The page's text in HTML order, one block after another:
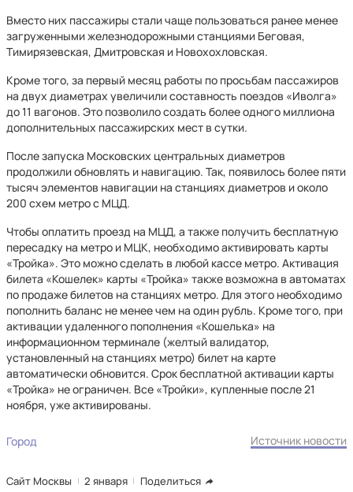
Вместо них пассажиры стали чаще пользоваться ранее менее
загруженными железнодорожными станциями Беговая,
Тимирязевская, Дмитровская и Новохохловская.
Кроме того, за первый месяц работы по просьбам пассажиров
на двух диаметрах увеличили составность поездов «Иволга»
до 11 вагонов. Это позволило создать более одного миллиона
дополнительных пассажирских мест в сутки.
После запуска Московских центральных диаметров
продолжили обновлять и навигацию. Так, появилось более пяти
тысяч элементов навигации на станциях диаметров и около
200 схем метро с МЦД.
Чтобы оплатить проезд на МЦД, а также получить бесплатную
пересадку на метро и МЦК, необходимо активировать карты
«Тройка». Это можно сделать в любой кассе метро. Активация
билета «Кошелек» карты «Тройка» также возможна в автоматах
по продаже билетов на станциях метро. Для этого необходимо
пополнить баланс не менее чем на один рубль. Кроме того, при
активации удаленного пополнения «Кошелька» на
информационном терминале (желтый валидатор,
установленный на станциях метро) билет на карте
автоматически обновится. Срок бесплатной активации карты
«Тройка» не ограничен. Все «Тройки», купленные после 21
ноября, уже активированы.
Город Источник новости
Сайт Москвы 2 января Поделиться